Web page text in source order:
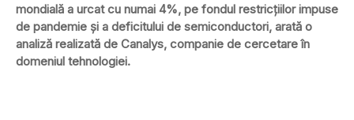
mondială a urcat cu numai 4%, pe fondul restricțiilor impuse
de pandemie și a deficitului de semiconductori, arată o
analiză realizată de Canalys, companie de cercetare în
domeniul tehnologiei.